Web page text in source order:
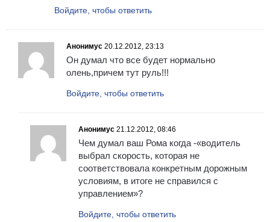
Войдите, чтобы ответить
Анонимус 20.12.2012, 23:13
Он думал что все будет нормально
олень,причем тут руль!!!
Войдите, чтобы ответить
Анонимус 21.12.2012, 08:46
Чем думал ваш Рома когда -«водитель
выбрал скорость, которая не
соответствовала конкретным дорожным
условиям, в итоге не справился с
управлением»?
Войдите, чтобы ответить